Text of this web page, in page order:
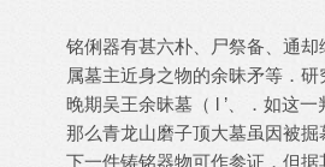
铭俐器有甚六朴、尸祭备、通
属墓主近身之物的余昧矛等．
晚期吴王余昧墓（ l ’、．如这一
那么青龙山磨子顶大墓虽因被
下一件铸铭器物可作参证，但